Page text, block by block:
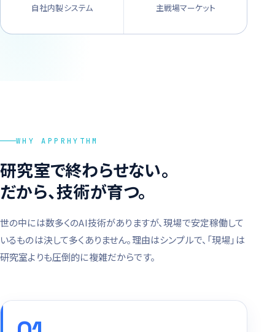
自社内製システム 主戦場マーケット
WHY APPRHYTHM
研究室で終わらせない。
だから、技術が育つ。
世の中には数多くのAI技術がありますが、現場で安定稼働して
いるものは決して多くありません。理由はシンプルで、「現場」は
研究室よりも圧倒的に複雑だからです。